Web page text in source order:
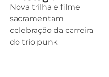
Nova trilha e filme
sacramentam
celebração da carreira
do trio punk